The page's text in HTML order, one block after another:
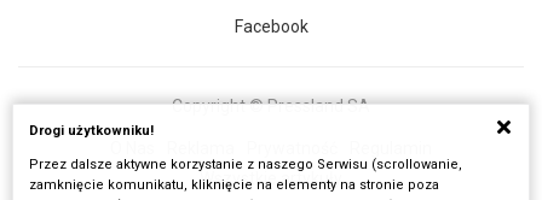
Facebook
Copyright © Pressland SA
Wszystkie artykuły
Drogi użytkowniku!
Przez dalsze aktywne korzystanie z naszego Serwisu (scrollowanie,
zamknięcie komunikatu, kliknięcie na elementy na stronie poza